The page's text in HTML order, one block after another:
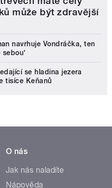
může být zdravější
navrhuje Vondráčka, ten
se hladina jezera
tisíce Keňanů
O nás
Jak nás naladíte
Nápověda